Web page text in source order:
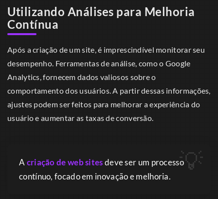
Utilizando Análises para Melhoria
Contínua
Após a criação de um site, é imprescindível monitorar seu
desempenho. Ferramentas de análise, como o Google
Analytics, fornecem dados valiosos sobre o
comportamento dos usuários. A partir dessas informações,
ajustes podem ser feitos para melhorar a experiência do
usuário e aumentar as taxas de conversão.
Acriação de web sitesdeve ser um processo
contínuo, focado em inovação e melhoria.